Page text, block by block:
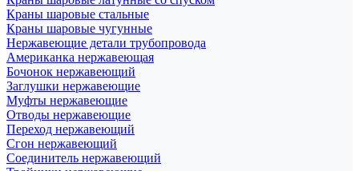
Краны шаровые стальные
Краны шаровые чугунные
Нержавеющие детали трубопровода
Американка нержавеющая
Бочонок нержавеющий
Заглушки нержавеющие
Муфты нержавеющие
Отводы нержавеющие
Переход нержавеющий
Сгон нержавеющий
Соединитель нержавеющий